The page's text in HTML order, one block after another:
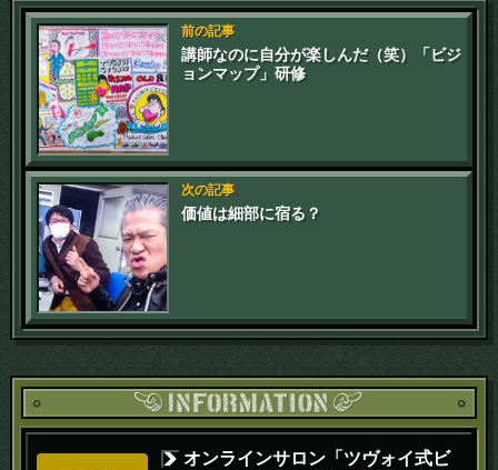
前の記事
講師なのに自分が楽しんだ（笑）「ビジ
ョンマップ」研修
次の記事
価値は細部に宿る？
オンラインサロン「ツヴォイ式ビ